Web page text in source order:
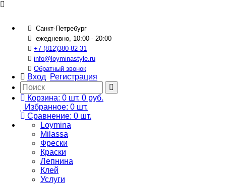
Санкт-Петребург
ежедневно, 10:00 - 20:00
+7 (812)380-82-31
info@loyminastyle.ru
Обратный звонок
Вход Регистрация
Корзина: 0 шт. 0 руб.
Избранное: 0 шт.
Сравнение: 0 шт.
Loymina
Milassa
Фрески
Краски
Лепнина
Клей
Услуги